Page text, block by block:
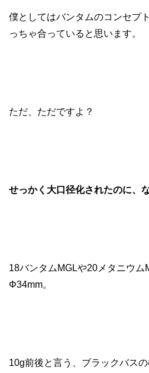
僕としてはバンタムのコンセプ
っちゃ合っていると思います。
ただ、ただですよ？
せっかく大口径化されたのに、
18バンタムMGLや20メタニウム
Φ34mm。
10g前後と言う、ブラックバス